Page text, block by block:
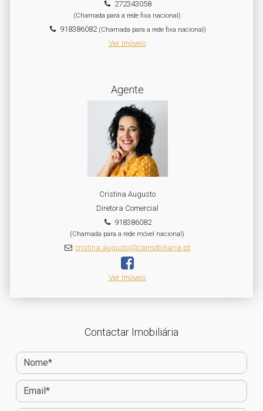
272343058
(Chamada para a rede fixa nacional)
918386082(Chamada para a rede fixa nacional)
Ver Imóveis
Agente
Cristina Augusto
Diretora Comercial
918386082
(Chamada para a rede móvel nacional)
cristina.augusto@caimobiliaria.pt
Ver Imóveis
Contactar Imobiliária